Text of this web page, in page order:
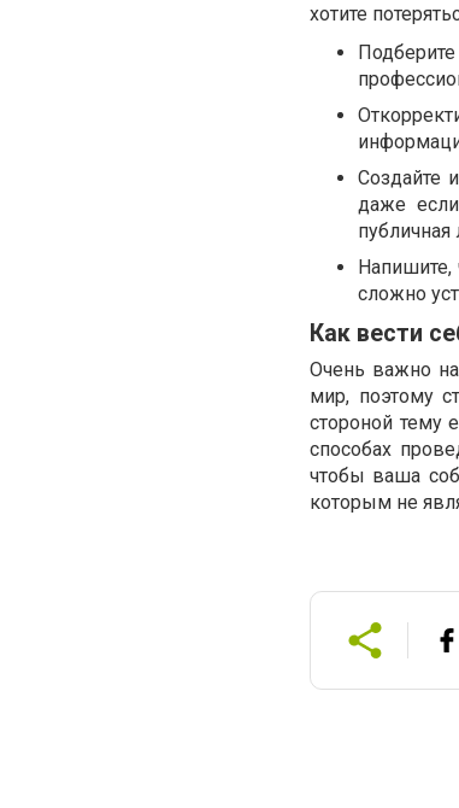
хотите
Создайте
даже
публичная
сложно
Как вести
Очень важно
мир, поэтому
стороной тему
способах
чтобы ваша
которым не